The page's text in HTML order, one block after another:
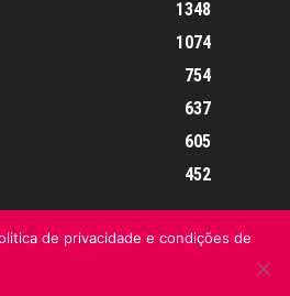
1348
1074
754
637
605
452
de privacidade e condições de